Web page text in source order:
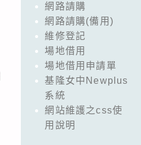
網路請購
網路請購(備用)
維修登記
場地借用
場地借用申請單
基隆女中Newplus
系統
網站維護之css使
用說明